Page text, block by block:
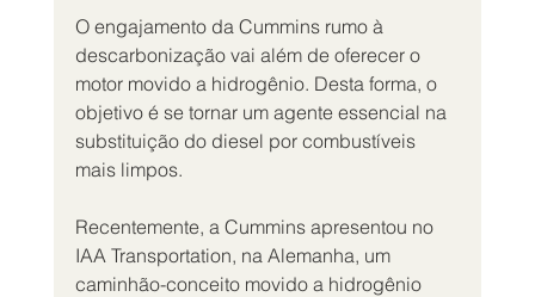
O engajamento da Cummins rumo à
descarbonização vai além de oferecer o
motor movido a hidrogênio. Desta forma, o
objetivo é se tornar um agente essencial na
substituição do diesel por combustíveis
mais limpos.
Recentemente, a Cummins apresentou no
IAA Transportation, na Alemanha, um
caminhão-conceito movido a hidrogênio